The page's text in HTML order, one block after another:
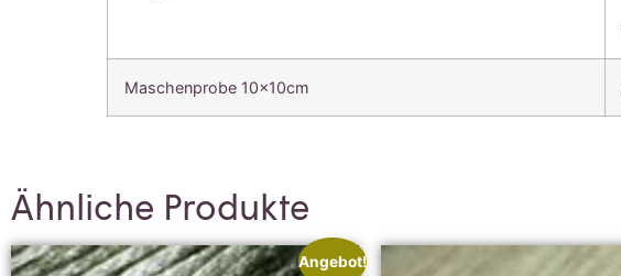
Maschenprobe 10x10cm
Ähnliche Produkte
Angebot!